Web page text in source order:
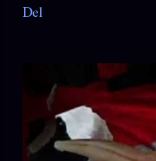
Del